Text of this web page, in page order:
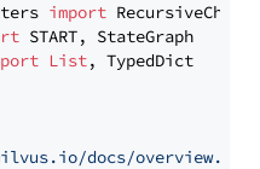
import
List, TypedDict
docs/overview.md"